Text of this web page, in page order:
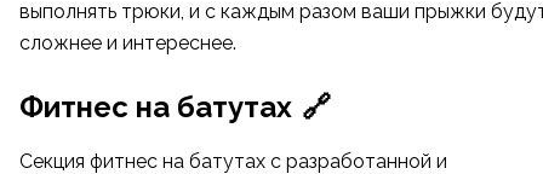
выполнять трюки, и с каждым разом ваши прыжки
сложнее и интереснее.
Фитнес на батутах 🔗
Секция фитнес на батутах с разработанной и